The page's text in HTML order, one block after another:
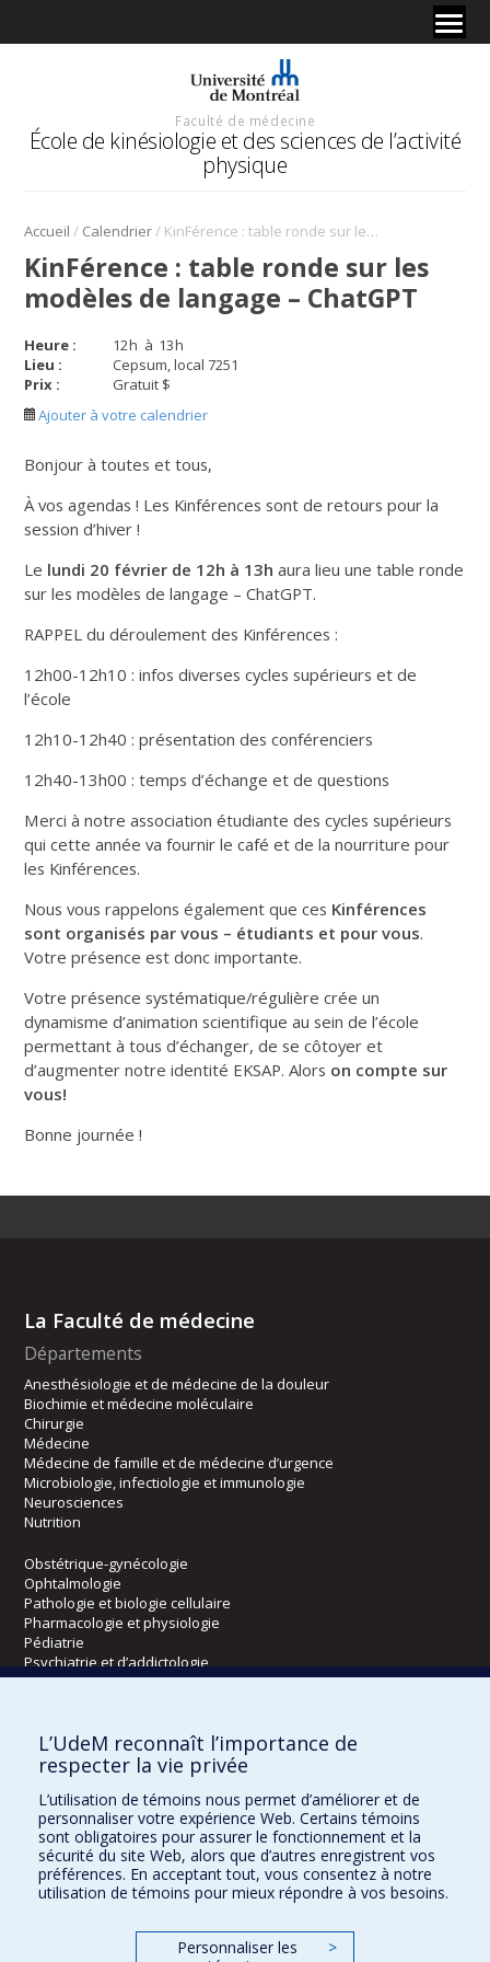
Faculté de médecine
École de kinésiologie et des sciences de l’activité
physique
Accueil / Calendrier/ KinFérence : table ronde sur les modèles de langage – ChatGPT
KinFérence : table ronde sur les
modèles de langage – ChatGPT
Heure : 12h à 13h
Lieu :
Cepsum, local 7251
Prix :
Gratuit $
Ajouter à votre calendrier
Bonjour à toutes et tous,
À vos agendas ! Les Kinférences sont de retours pour la
session d’hiver !
Le lundi 20 février de 12h à 13h aura lieu une table ronde
sur les modèles de langage – ChatGPT.
RAPPEL du déroulement des Kinférences :
12h00-12h10 : infos diverses cycles supérieurs et de
l’école
12h10-12h40 : présentation des conférenciers
12h40-13h00 : temps d’échange et de questions
Merci à notre association étudiante des cycles supérieurs
qui cette année va fournir le café et de la nourriture pour
les Kinférences.
Nous vous rappelons également que ces Kinférences
sont organisés par vous – étudiants et pour vous.
Votre présence est donc importante.
Votre présence systématique/régulière crée un
dynamisme d’animation scientifique au sein de l’école
permettant à tous d’échanger, de se côtoyer et
d’augmenter notre identité EKSAP. Alors on compte sur
vous!
Bonne journée !
La Faculté de médecine
Départements
Anesthésiologie et de médecine de la douleur
Biochimie et médecine moléculaire
Chirurgie
Médecine
Médecine de famille et de médecine d’urgence
Microbiologie, infectiologie et immunologie
Neurosciences
Nutrition
Obstétrique-gynécologie
Ophtalmologie
Pathologie et biologie cellulaire
Pharmacologie et physiologie
Pédiatrie
Psychiatrie et d’addictologie
Radiologie, radio-oncologie et médecine nucléaire
Écoles
Orthophonie et audiologie
Réadaptation
Directions
L’UdeM reconnaît l’importance de
respecter la vie privée
L’utilisation de témoins nous permet d’améliorer et de
personnaliser votre expérience Web. Certains témoins
sont obligatoires pour assurer le fonctionnement et la
sécurité du site Web, alors que d’autres enregistrent vos
préférences. En acceptant tout, vous consentez à notre
utilisation de témoins pour mieux répondre à vos besoins.
Personnaliser les
>